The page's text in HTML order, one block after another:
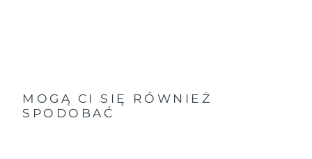
MOGĄ CI SIĘ RÓWNIEŻ
SPODOBAĆ